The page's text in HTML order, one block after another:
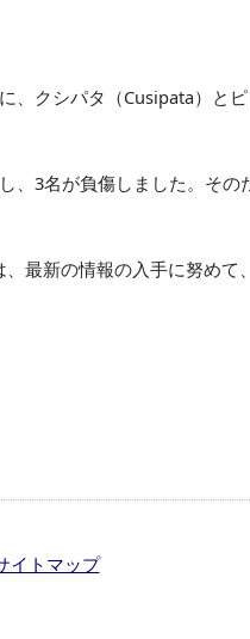
、クシパタ（Cusipata）と
3名が負傷しました。その
最新の情報の入手に努めて
イトマップ